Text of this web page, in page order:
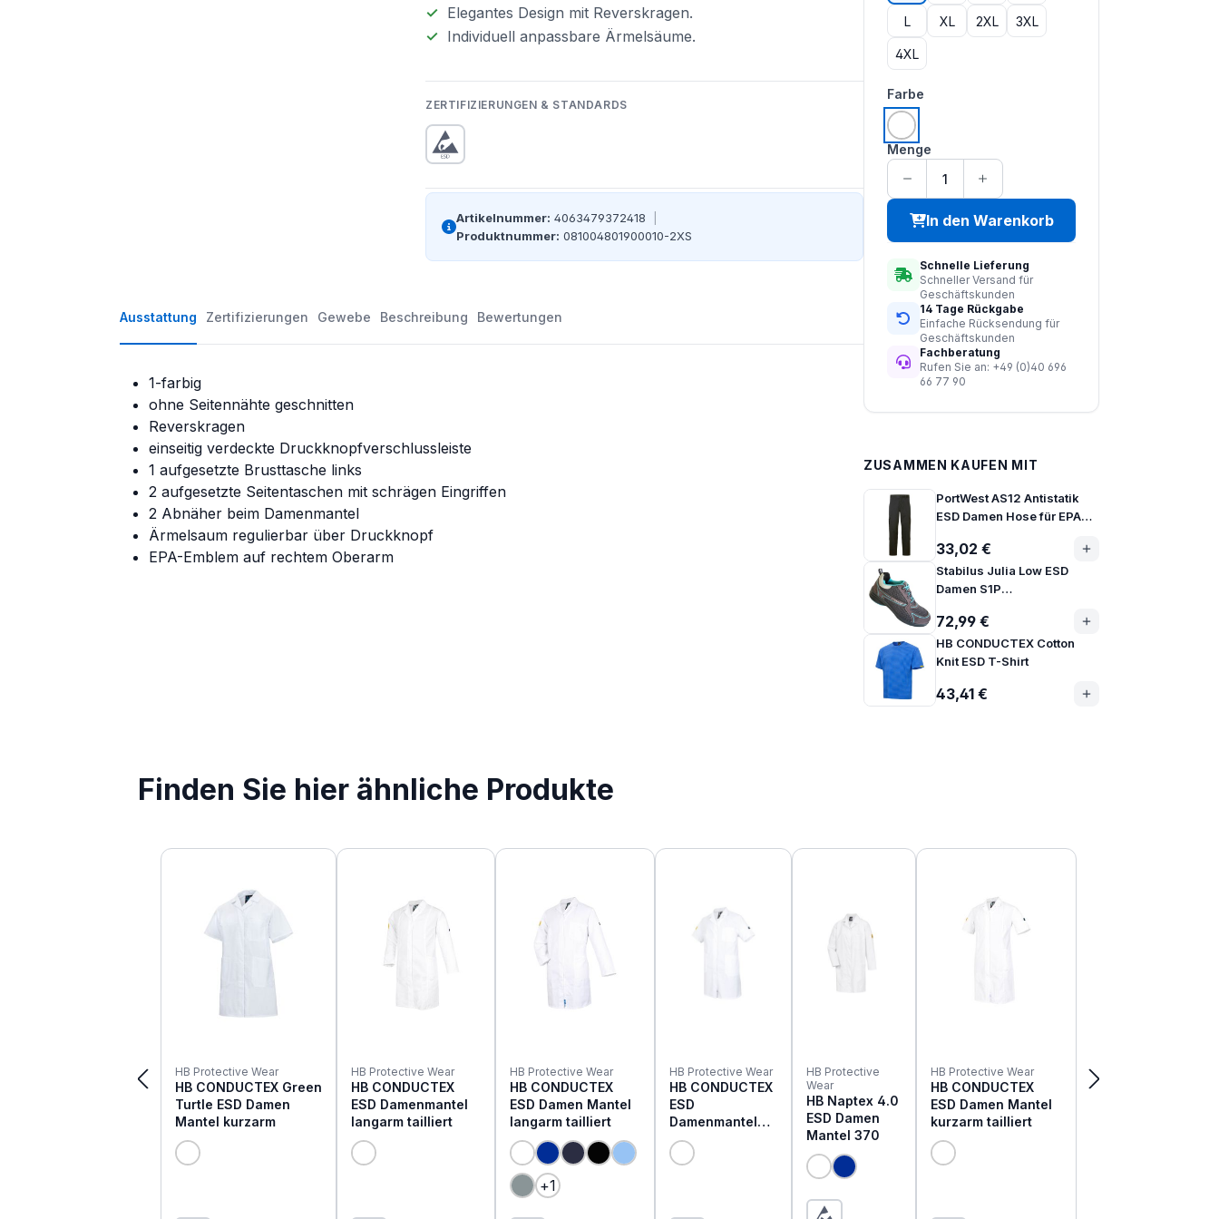
Elegantes Design mit Reverskragen.
Individuell anpassbare Ärmelsäume.
ZERTIFIZIERUNGEN & STANDARDS
Artikelnummer: 4063479372418
Produktnummer: 081004801900010-2XS
Ausstattung Zertifizierungen Gewebe Beschreibung Bewertungen
1-farbig
ohne Seitennähte geschnitten
Reverskragen
einseitig verdeckte Druckknopfverschlussleiste
1 aufgesetzte Brusttasche links
2 aufgesetzte Seitentaschen mit schrägen Eingriffen
2 Abnäher beim Damenmantel
Ärmelsaum regulierbar über Druckknopf
EPA-Emblem auf rechtem Oberarm
L XL 2XL 3XL
4XL
Farbe
weiß
Menge
In den Warenkorb
Schnelle Lieferung
Schneller Versand für
Geschäftskunden
14 Tage Rückgabe
Einfache Rücksendung für
Geschäftskunden
Fachberatung
Rufen Sie an: +49 (0)40 696
66 77 90
ZUSAMMEN KAUFEN MIT
PortWest AS12 Antistatik
ESD Damen Hose für EPA
33,02 €
Stabilus Julia Low ESD
Damen S1P
72,99 €
HB CONDUCTEX Cotton
Knit ESD T-Shirt
43,41 €
Finden Sie hier ähnliche Produkte
Produktgalerie überspringen
HB Protective Wear
HB CONDUCTEX Green
Turtle ESD Damen
Mantel kurzarm
HB Protective Wear
HB CONDUCTEX
ESD Damenmantel
langarm tailliert
HB Protective Wear
HB CONDUCTEX
ESD Damen Mantel
langarm tailliert
+1
HB Protective Wear
HB CONDUCTEX
ESD
Damenmantel
kurzarm
HB Protective
Wear
HB Naptex 4.0
ESD Damen
Mantel 370
HB Protective Wear
HB CONDUCTEX
ESD Damen Mantel
kurzarm tailliert